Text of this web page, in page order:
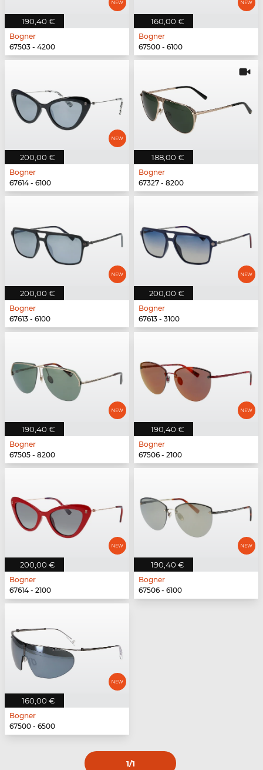
190,40 €
Bogner
67503 - 4200
160,00 €
Bogner
67500 - 6100
200,00 €
Bogner
67614 - 6100
188,00 €
Bogner
67327 - 8200
200,00 €
Bogner
67613 - 6100
200,00 €
Bogner
67613 - 3100
190,40 €
Bogner
67505 - 8200
190,40 €
Bogner
67506 - 2100
200,00 €
Bogner
67614 - 2100
190,40 €
Bogner
67506 - 6100
160,00 €
Bogner
67500 - 6500
1/1